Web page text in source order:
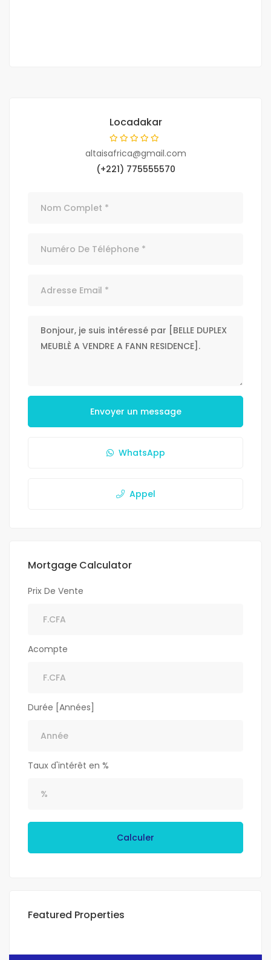
Locadakar
altaisafrica@gmail.com
(+221) 775555570
Envoyer un message
WhatsApp
Appel
Mortgage Calculator
Prix De Vente
Acompte
Durée [Années]
Taux d'intérêt en %
Calculer
Featured Properties